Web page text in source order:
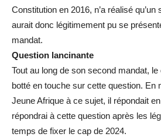
Constitution en 2016, n’a réalisé qu’un
aurait donc légitimement pu se
mandat.
Question lancinante
Tout au long de son second mandat, le
botté en touche sur cette question. En
Jeune Afrique à ce sujet, il répondait
répondrai à cette question après les
temps de fixer le cap de 2024.